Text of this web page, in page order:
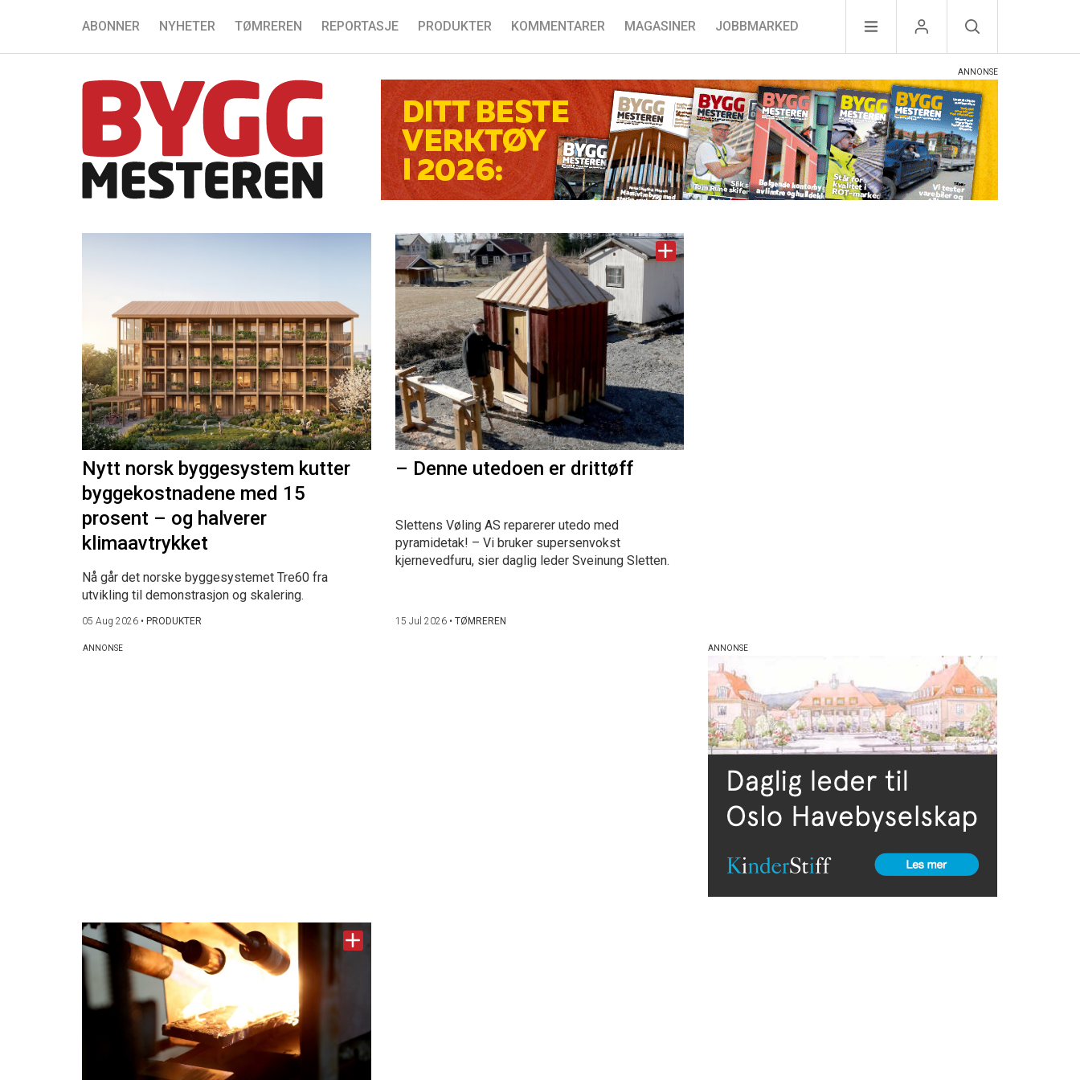
ABONNER NYHETER TØMREREN REPORTASJE PRODUKTER KOMMENTARER MAGASINER JOBBMARKED
Nytt norsk byggesystem kutter
byggekostnadene med 15
prosent – og halverer
klimaavtrykket
Nå går det norske byggesystemet Tre60 fra
utvikling til demonstrasjon og skalering.
05 Aug 2026 • PRODUKTER
– Denne utedoen er drittøff
Slettens Vøling AS reparerer utedo med
pyramidetak! – Vi bruker supersenvokst
kjernevedfuru, sier daglig leder Sveinung Sletten.
15 Jul 2026• TØMREREN